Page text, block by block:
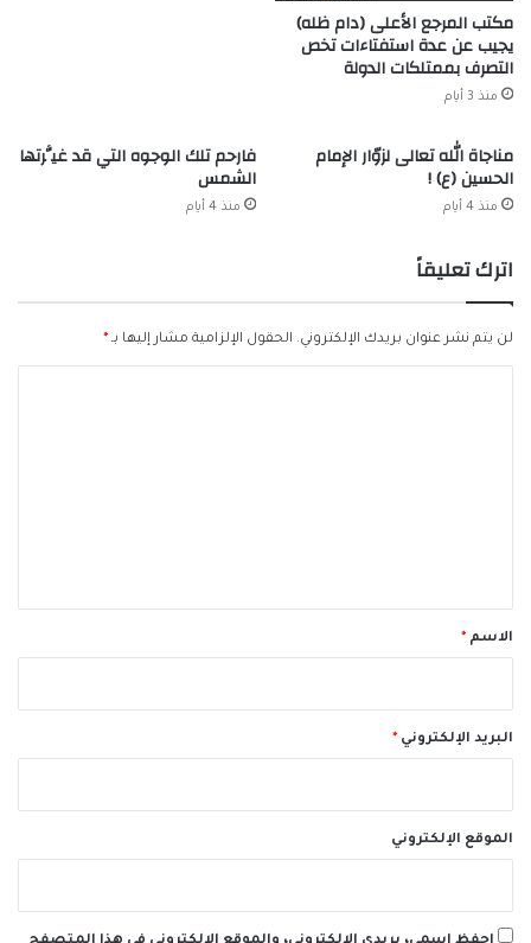
مكتب المرجع الأعلى (دام ظله)
يجيب عن عدة استفتاءات تخص
التصرف بممتلكات الدولة
منذ 3 أيام
مناجاة الله تعالى لزوّار الإمام
الحسين (ع) !
منذ 4 أيام
فارحم تلك الوجوه التي قد غيَّرتها
الشمس
منذ 4 أيام
اترك تعليقاً
لن يتم نشر عنوان بريدك الإلكتروني. الحقول الإلزامية مشار إليها بـ *
*الاسم *
البريد الإلكتروني *
الموقع الإلكتروني